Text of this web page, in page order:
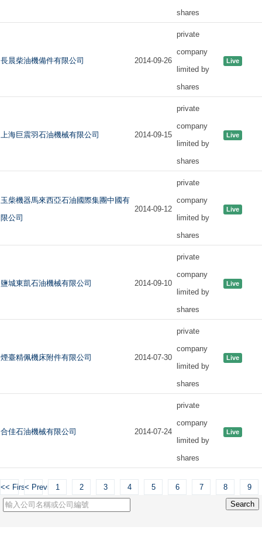
shares
長晨柴油機備件有限公司 2014-09-26
private
company
limited by
shares
Live
上海巨震羽石油機械有限公司 2014-09-15
private
company
limited by
shares
Live
玉柴機器馬來西亞石油國際集團中國有
限公司
2014-09-12
private
company
limited by
shares
Live
鹽城東凱石油機械有限公司 2014-09-10
private
company
limited by
shares
Live
煙臺精佩機床附件有限公司 2014-07-30
private
company
limited by
shares
Live
合佳石油機械有限公司 2014-07-24
private
company
limited by
shares
Live
<< First< Previous1 2 3 4 5 6 7 8 9